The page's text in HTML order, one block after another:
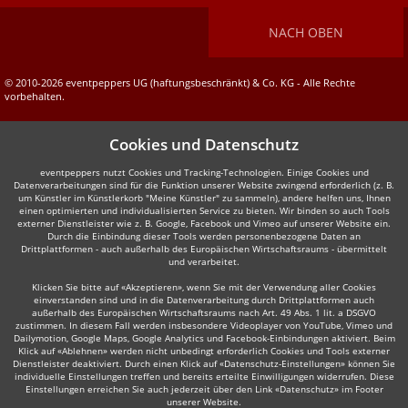
NACH OBEN
© 2010-2026 eventpeppers UG (haftungsbeschränkt) & Co. KG - Alle Rechte
vorbehalten.
Cookies und Datenschutz
eventpeppers nutzt Cookies und Tracking-Technologien. Einige Cookies und
Datenverarbeitungen sind für die Funktion unserer Website zwingend erforderlich (z. B.
um Künstler im Künstlerkorb "Meine Künstler" zu sammeln), andere helfen uns, Ihnen
einen optimierten und individualisierten Service zu bieten. Wir binden so auch Tools
externer Dienstleister wie z. B. Google, Facebook und Vimeo auf unserer Website ein.
Durch die Einbindung dieser Tools werden personenbezogene Daten an
Drittplattformen - auch außerhalb des Europäischen Wirtschaftsraums - übermittelt
und verarbeitet.
Klicken Sie bitte auf «Akzeptieren», wenn Sie mit der Verwendung aller Cookies
einverstanden sind und in die Datenverarbeitung durch Drittplattformen auch
außerhalb des Europäischen Wirtschaftsraums nach Art. 49 Abs. 1 lit. a DSGVO
zustimmen. In diesem Fall werden insbesondere Videoplayer von YouTube, Vimeo und
Dailymotion, Google Maps, Google Analytics und Facebook-Einbindungen aktiviert. Beim
Klick auf «Ablehnen» werden nicht unbedingt erforderlich Cookies und Tools externer
Dienstleister deaktiviert. Durch einen Klick auf «Datenschutz-Einstellungen» können Sie
individuelle Einstellungen treffen und bereits erteilte Einwilligungen widerrufen. Diese
Einstellungen erreichen Sie auch jederzeit über den Link «Datenschutz» im Footer
unserer Website.